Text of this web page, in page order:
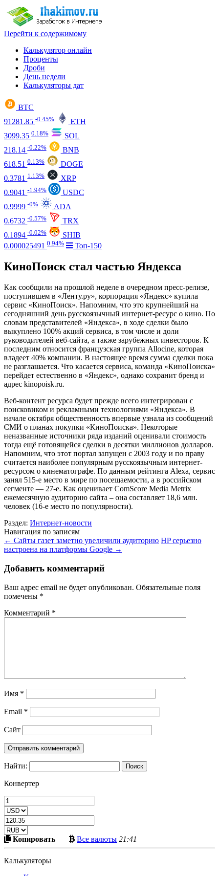
Перейти к содержимому
Калькулятор онлайн
Проценты
Дроби
День недели
Калькуляторы дат
BTC
91281.85 -0.45%
ETH
3099.35 0.18%
SOL
218.14 -0.22%
BNB
618.51 0.13%
DOGE
0.3781 1.13%
XRP
0.9041 -1.94%
USDC
0.9999 -0%
ADA
0.6732 -0.57%
TRX
0.1894 -0.02%
SHIB
0.000025491 0.94% Топ-150
КиноПоиск стал частью Яндекса
Как сообщили на прошлой неделе в очередном пресс-релизе,
поступившем в «Ленту.ру», корпорация «Яндекс» купила
сервис «КиноПоиск». Напомним, что это крупнейший на
сегодняшний день русскоязычный интернет-ресурс о кино. По
словам представителей «Яндекса», в ходе сделки было
выкуплено 100% акций сервиса, в том числе и доли
руководителей веб-сайта, а также зарубежных инвесторов. К
последним относится французская группа Allocine, которая
владеет 40% компании. В настоящее время сумма сделки пока
не разглашается. Что касается сервиса, команда «КиноПоиска»
перейдет естественно в «Яндекс», однако сохранит бренд и
адрес kinopoisk.ru.
Веб-контент ресурса будет прежде всего интегрирован с
поисковиком и рекламными технологиями «Яндекса». В
начале октября общественность впервые узнала из сообщений
СМИ о планах покупки «КиноПоиска». Некоторые
неназванные источники ряда изданий оценивали стоимость
тогда ещё готовящейся сделки в десятки миллионов долларов.
Напомним, что этот портал запущен с 2003 году и по праву
считается наиболее популярным русскоязычным интернет-
ресурсом о кинематографе. По данным рейтинга Alexa, сервис
занял 515-е место в мире по посещаемости, а в российском
сегменте — 27-е. Как оценивает ComScore Media Metrix
ежемесячную аудиторию сайта – она составляет 18,6 млн.
человек (16-е место по популярности).
Раздел: Интернет-новости
Навигация по записям
← Сайты газет заметно увеличили аудиторию HP серьезно
настроена на платформы Google →
Добавить комментарий
Ваш адрес email не будет опубликован. Обязательные поля
помечены *
Комментарий *
Имя *
Email *
Сайт
Найти:
Конвертер
КопироватьСкопировать
в
Все валютыБольше
криптовалют
21:41
Калькуляторы